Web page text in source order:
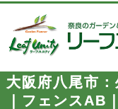
大阪府八尾市
｜フェンスAB